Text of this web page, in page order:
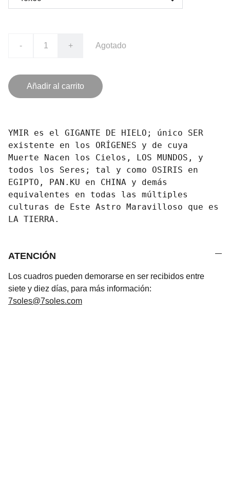
- + Agotado
Añadir al carrito
YMIR es el GIGANTE DE HIELO; único SER
existente en los ORÍGENES y de cuya
Muerte Nacen los Cielos, LOS MUNDOS, y
todos los Seres; tal y como OSIRIS en
EGIPTO, PAN.KU en CHINA y demás
equivalentes en todas las múltiples
culturas de Este Astro Maravilloso que es
LA TIERRA.
ATENCIÓN
Los cuadros pueden demorarse en ser recibidos entre
siete y diez días, para más información:
7soles@7soles.com